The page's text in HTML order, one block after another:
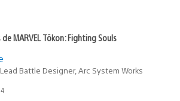
MARVEL Tōkon: Fighting Souls
Battle Designer, Arc System Works
4